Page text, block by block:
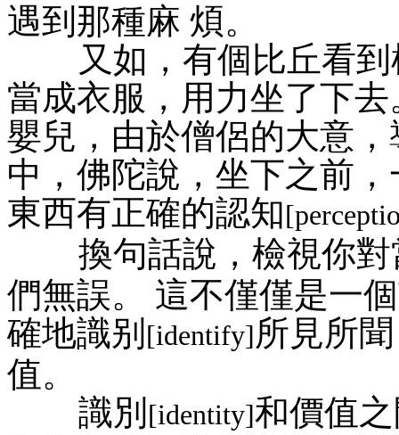
遇到那種麻 煩。
又如，有個比丘看到
當成衣服，用力坐了下
嬰兒，由於僧侶的大意
中，佛陀說，坐下之前
東西有正確的認知
換句話說，檢視你對
們無誤。 這不僅僅是一
確地識别 [identify]所見所
值。
識別 [identity]和價值